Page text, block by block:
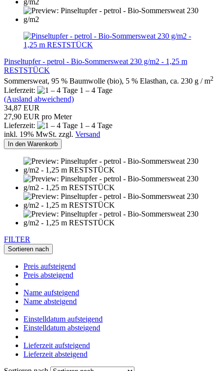
Pinseltupfer - petrol - Bio-Sommersweat 230 g/m2 - 1,25 m
RESTSTÜCK
Sommersweat, 95 % Baumwolle (bio), 5 % Elasthan, ca. 230 g / m2
Lieferzeit:
1 – 4 Tage
(Ausland abweichend)
34,87 EUR
27,90 EUR pro Meter
Lieferzeit:
1 – 4 Tage
inkl. 19% MwSt. zzgl. Versand
In den Warenkorb
FILTER
Sortieren nach
Preis aufsteigend
Preis absteigend
Name aufsteigend
Name absteigend
Einstelldatum aufsteigend
Einstelldatum absteigend
Lieferzeit aufsteigend
Lieferzeit absteigend